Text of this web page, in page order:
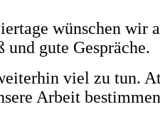
wünschen
und gute Gespräche.
viel zu tun.
Arbeit